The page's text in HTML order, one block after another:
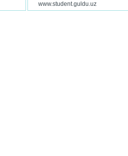
www.student.guldu.uz